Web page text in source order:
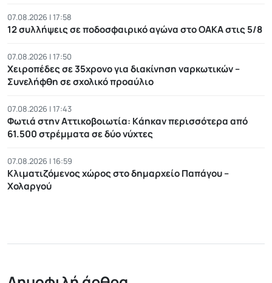
07.08.2026 | 17:58
12 συλλήψεις σε ποδοσφαιρικό αγώνα στο ΟΑΚΑ στις 5/8
07.08.2026 | 17:50
Χειροπέδες σε 35χρονο για διακίνηση ναρκωτικών –
Συνελήφθη σε σχολικό προαύλιο
07.08.2026 | 17:43
Φωτιά στην Αττικοβοιωτία: Kάηκαν περισσότερα από
61.500 στρέμματα σε δύο νύχτες
07.08.2026 | 16:59
Κλιματιζόμενος χώρος στο δημαρχείο Παπάγου –
Χολαργού